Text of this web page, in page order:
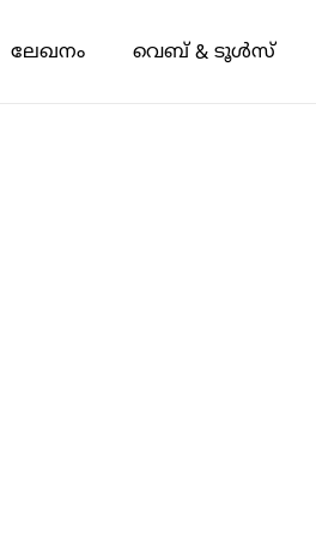
ലേഖനം വെബ് & ടൂൾസ്